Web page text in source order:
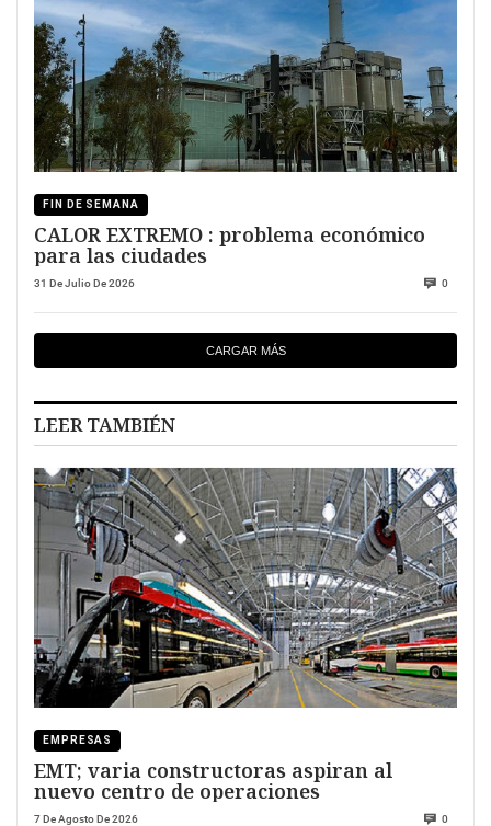
FIN DE SEMANA
CALOR EXTREMO : problema económico
para las ciudades
31 De Julio De 2026 0
CARGAR MÁS
LEER TAMBIÉN
EMPRESAS
EMT; varia constructoras aspiran al
nuevo centro de operaciones
7 De Agosto De 2026 0